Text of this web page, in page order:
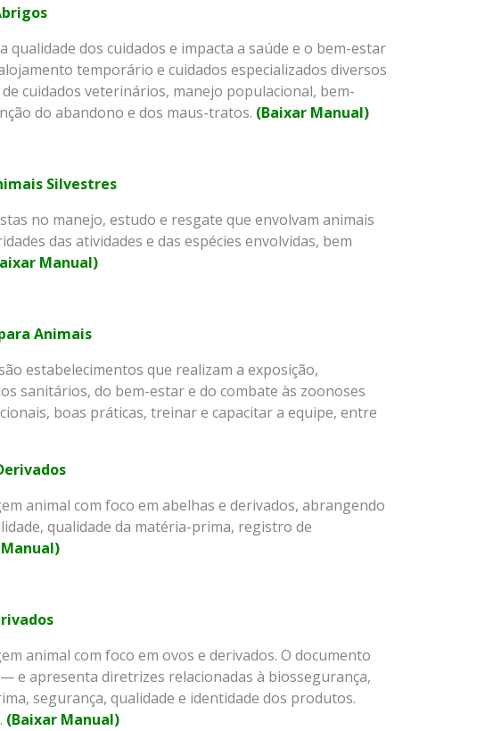
dos cuidados e impacta a saúde e o bem-estar
temporário e cuidados especializados diversos
cuidados veterinários, manejo populacional, bem-
do abandono e dos maus-tratos. (Baixar Manual)
Silvestres
no manejo, estudo e resgate que envolvam animais
das atividades e das espécies envolvidas, bem
Manual)
Animais
estabelecimentos que realizam a exposição,
sanitários, do bem-estar e do combate às zoonoses
boas práticas, treinar e capacitar a equipe, entre
animal com foco em abelhas e derivados, abrangendo
qualidade da matéria-prima, registro de
animal com foco em ovos e derivados. O documento
e apresenta diretrizes relacionadas à biossegurança,
segurança, qualidade e identidade dos produtos.
(Baixar Manual)